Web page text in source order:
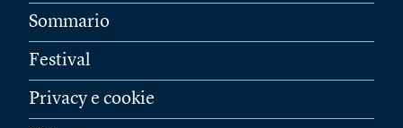
Sommario
Festival
Privacy e cookie